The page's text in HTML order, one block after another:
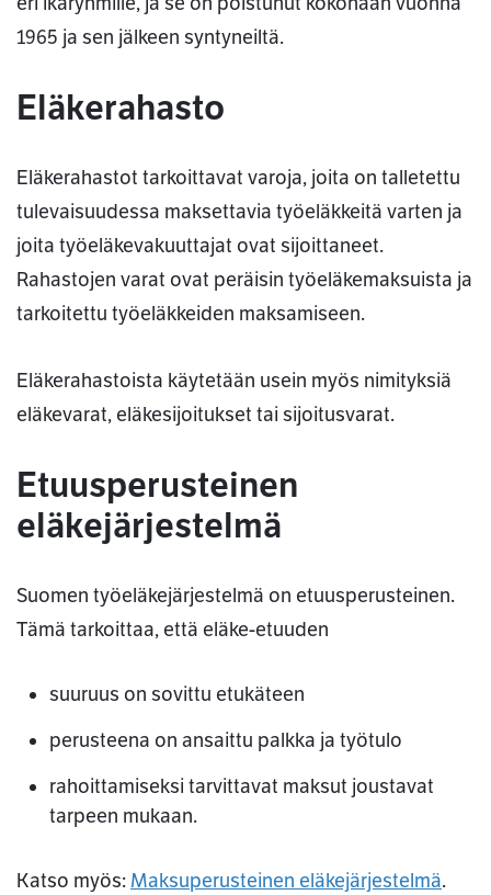
1965 ja sen jälkeen syntyneiltä.
Eläkerahasto
Eläkerahastot tarkoittavat varoja, joita on talletettu
tulevaisuudessa maksettavia työeläkkeitä varten ja
joita työeläkevakuuttajat ovat sijoittaneet.
Rahastojen varat ovat peräisin työeläkemaksuista ja
tarkoitettu työeläkkeiden maksamiseen.
Eläkerahastoista käytetään usein myös nimityksiä
eläkevarat, eläkesijoitukset tai sijoitusvarat.
Etuusperusteinen
eläkejärjestelmä
Suomen työeläkejärjestelmä on etuusperusteinen.
Tämä tarkoittaa, että eläke-etuuden
suuruus on sovittu etukäteen
perusteena on ansaittu palkka ja työtulo
rahoittamiseksi tarvittavat maksut joustavat
tarpeen mukaan.
Katso myös: Maksuperusteinen eläkejärjestelmä.